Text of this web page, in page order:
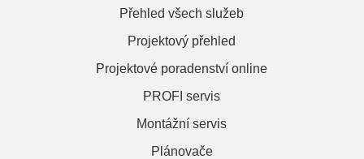
Přehled všech služeb
Projektový přehled
Projektové poradenství online
PROFI servis
Montážní servis
Plánovače